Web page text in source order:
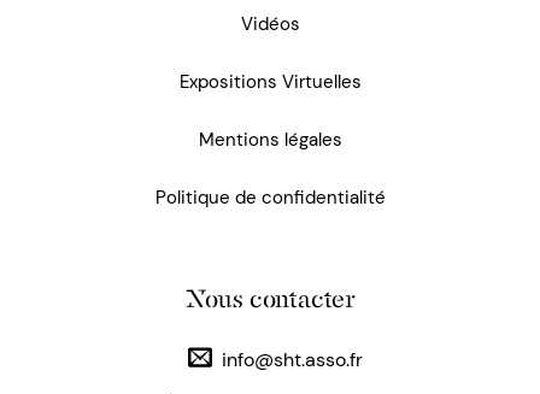
Vidéos
Expositions Virtuelles
Mentions légales
Politique de confidentialité
Nous contacter
info@sht.asso.fr